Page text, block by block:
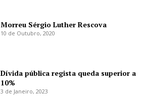
Morreu Sérgio Luther Rescova
10 de Outubro, 2020
Dívida pública regista queda superior a
10%
3 de Janeiro, 2023